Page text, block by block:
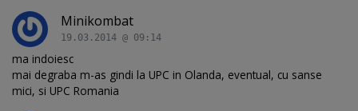
Minikombat
19.03.2014 @ 09:14
ma indoiesc
mai degraba m-as gindi la UPC in Olanda, eventual, cu sanse
mici, si UPC Romania